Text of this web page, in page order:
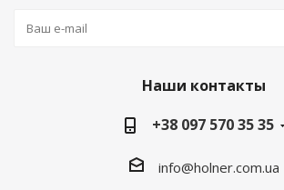
Наши контакты
+38 097 570 35 35
info@holner.com.ua